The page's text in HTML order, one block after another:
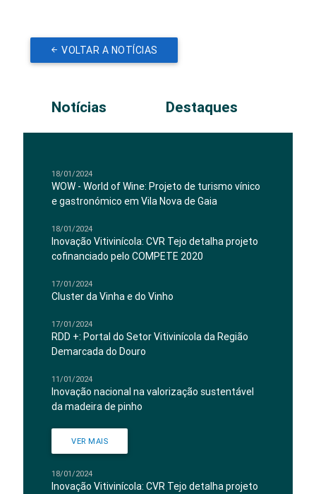
VOLTAR A NOTÍCIAS
Notícias Destaques
18/01/2024
WOW - World of Wine: Projeto de turismo vínico
e gastronómico em Vila Nova de Gaia
18/01/2024
Inovação Vitivinícola: CVR Tejo detalha projeto
cofinanciado pelo COMPETE 2020
17/01/2024
Cluster da Vinha e do Vinho
17/01/2024
RDD +: Portal do Setor Vitivinícola da Região
Demarcada do Douro
11/01/2024
Inovação nacional na valorização sustentável
da madeira de pinho
VER MAIS
18/01/2024
Inovação Vitivinícola: CVR Tejo detalha projeto